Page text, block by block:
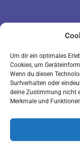
Um dir ein optimales
Cookies, um
Wenn du diesen
Surfverhalten oder
deine Zustimmung nicht
Merkmale und